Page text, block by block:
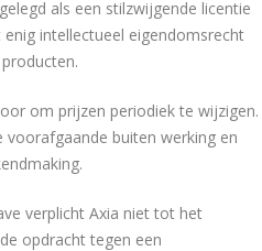
als een stilzwijgende licentie
intellectueel eigendomsrecht
om prijzen periodiek te wijzigen.
voorafgaande buiten werking en
verplicht Axia niet tot het
opdracht tegen een